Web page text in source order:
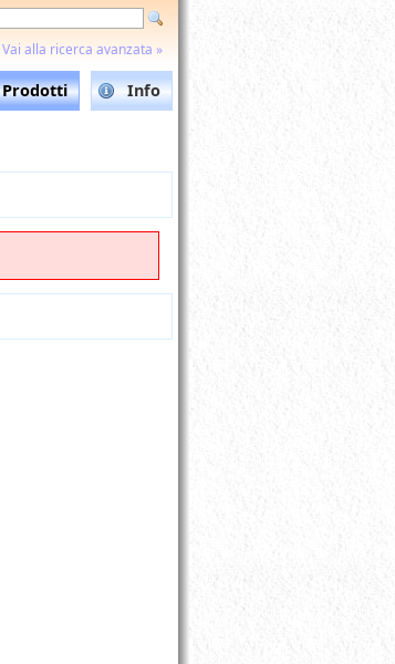
Vai alla ricerca avanzata »
Prodotti Info